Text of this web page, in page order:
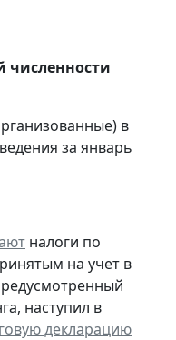
численности
в
за январь
налоги по
на учет в
наступил в
декларацию